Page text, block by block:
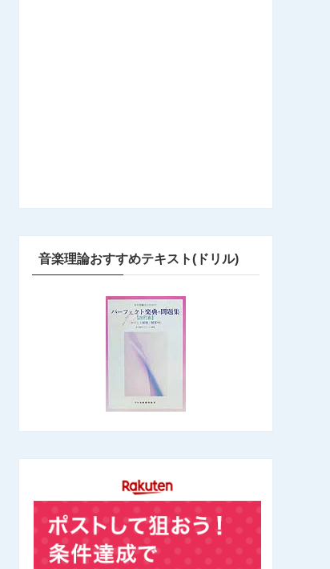
音楽理論おすすめテキスト(ドリル)